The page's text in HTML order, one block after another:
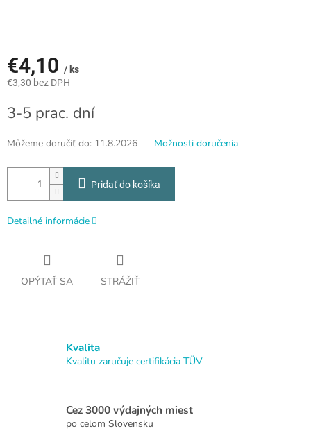
€4,10 / ks
€3,30 bez DPH
cena:
3-5 prac. dní
Môžeme doručiť do: 11.8.2026 Možnosti doručenia
Pridať do košíka
Detailné informácie
OPÝTAŤ SA STRÁŽIŤ
Kvalita
Kvalitu zaručuje certifikácia TÜV
Cez 3000 výdajných miest
po celom Slovensku